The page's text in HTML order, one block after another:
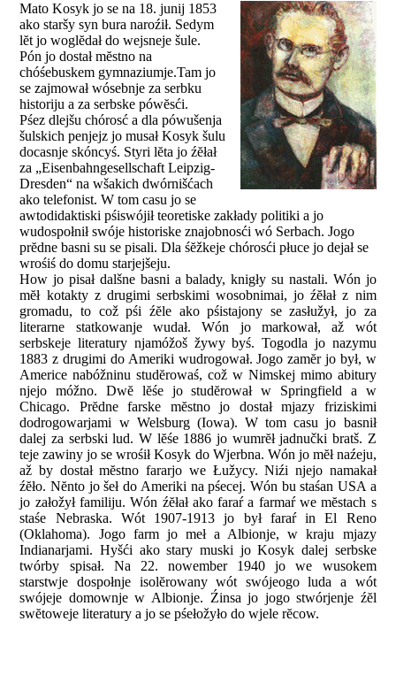
Mato Kosyk jo se na 18. junij 1853
ako staršy syn bura naroźił. Sedym
lĕt jo woglĕdał do wejsneje šule.
Pón jo dostał mĕstno na
chóśebuskem gymnaziumje.Tam jo
se zajmował wósebnje za serbku
historiju a za serbske pówĕsći.
Pśez dlejšu chórosć a dla pówušenja
šulskich penjejz jo musał Kosyk šulu
docasnje skóncyś. Styri lĕta jo źĕłał
za „Eisenbahngesellschaft Leipzig-
Dresden“ na wšakich dwórnišćach
ako telefonist. W tom casu jo se
awtodidaktiski pśiswójił teoretiske zakłady politiki a jo
wudospołnił swóje historiske znajobnosći wó Serbach. Jogo
prĕdne basni su se pisali. Dla śĕžkeje chórosći płuce jo dejał se
wrośiś do domu starjejšeju.
How jo pisał dalšne basni a balady, knigły su nastali. Wón jo
mĕł kotakty z drugimi serbskimi wosobnimai, jo źĕłał z nim
gromadu, to což pśi źĕle ako pśistajony se zasłužył, jo za
literarne statkowanje wudał. Wón jo markował, až wót
serbskeje literatury njamóžoš žywy byś. Togodla jo nazymu
1883 z drugimi do Ameriki wudrogował. Jogo zamĕr jo był, w
Americe nabóžninu studĕrowaś, což w Nimskej mimo abitury
njejo móžno. Dwĕ lĕśe jo studĕrował w Springfield a w
Chicago. Prĕdne farske mĕstno jo dostał mjazy friziskimi
dodrogowarjami w Welsburg (Iowa). W tom casu jo basnił
dalej za serbski lud. W lĕśe 1886 jo wumrĕł jadnučki bratš. Z
teje zawiny jo se wrośił Kosyk do Wjerbna. Wón jo mĕł naźeju,
až by dostał mĕstno fararjo we Łužycy. Niźi njejo namakał
źĕło. Nĕnto jo šeł do Ameriki na pśecej. Wón bu staśan USA a
jo załožył familiju. Wón źĕłał ako faraŕ a farmaŕ we mĕstach s
staśe Nebraska. Wót 1907-1913 jo był faraŕ in El Reno
(Oklahoma). Jogo farm jo meł a Albionje, w kraju mjazy
Indianarjami. Hyšći ako stary muski jo Kosyk dalej serbske
twórby spisał. Na 22. nowember 1940 jo we wusokem
starstwje dospołnje isolĕrowany wót swójeogo luda a wót
swójeje domownje w Albionje. Źinsa jo jogo stwórjenje źĕl
swĕtoweje literatury a jo se pśełožyło do wjele rĕcow.